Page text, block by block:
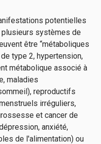
potentielles
plusieurs systèmes de
être “métaboliques
type 2, hypertension,
métabolique associé à
maladies
reproductifs
irréguliers,
et cancer de
anxiété,
de l'alimentation) ou